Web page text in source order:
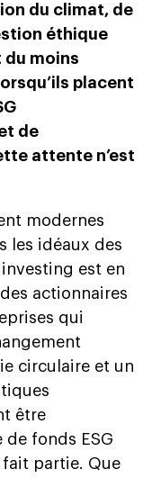
du climat, de
éthique
du moins
placent
de
attente n’est
modernes
les idéaux des
est en
actionnaires
qui
circulaire et un
être
de fonds ESG
partie. Que